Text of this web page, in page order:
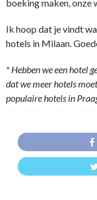
boeking maken, onze
Ik hoop dat je vindt
hotels in Milaan.
* Hebben we een hotel
dat we meer hotels
populaire hotels in